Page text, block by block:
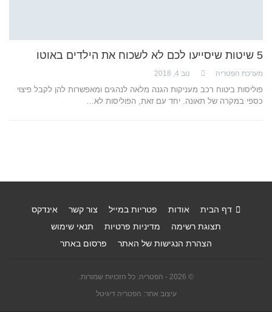
5 שיטות שיסייעו לכם לא לשכוח את הילדים באוטו
מערכת הפטריה נוב 4, 2018
פוליסות ביטוח רכב מעניקות הגנה מלאה לנהגים ומאפשרות להן לקבל פיצוי
כספי במקרה של תאונה. יחד עם זאת, הפוליסות לא…
דף הבית אודות פטריות במייל צור קשר
אינדקס
תצוגת רשימה
מדיניות פרטיות
תנאי שימוש
הצהרת הנגישות של האתר
פרסום באתר
© 2026 - הפטריה. כל הזכויות שמורות.
עיצוב אתר: הפטריה דיגיטל